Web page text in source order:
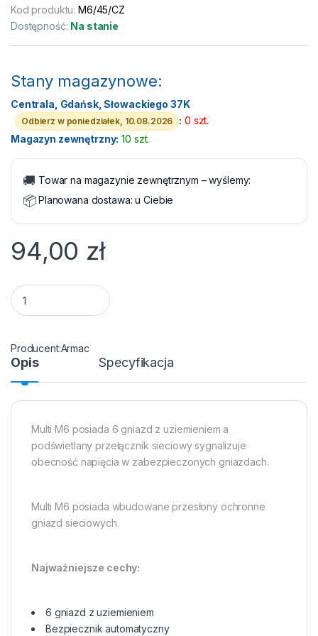
Kod produktu:M6/45/CZ
Dostępność: Na stanie
Stany magazynowe:
Centrala, Gdańsk, Słowackiego 37K
Odbierz w poniedziałek, 10.08.2026 : 0 szt.
Magazyn zewnętrzny: 10 szt.
🚚 Towar na magazynie zewnętrznym – wyślemy:
📦Planowana dostawa:u Ciebie
94,00 zł
Listwa zasilająca Armac MULTI M6 6 gniazd 4.5m Czarna
Armac
Opis Specyfikacja
Multi M6 posiada 6 gniazd z uziemieniem a
podświetlany przełącznik sieciowy sygnalizuje
obecność napięcia w zabezpieczonych gniazdach.
Multi M6 posiada wbudowane przesłony ochronne
gniazd sieciowych.
Najważniejsze cechy:
6 gniazd z uziemieniem
Bezpiecznik automatyczny